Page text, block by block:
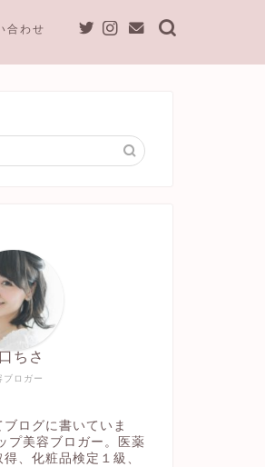
合わせ
ブロガー
ちさ
ログに書いていま
プ美容ブロガー。医薬
、化粧品検定１級、